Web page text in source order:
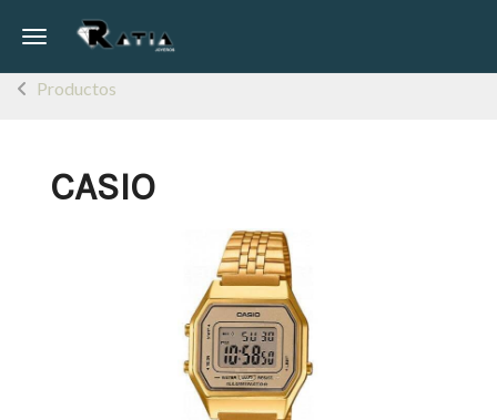
Toggle navigation
Productos
CASIO